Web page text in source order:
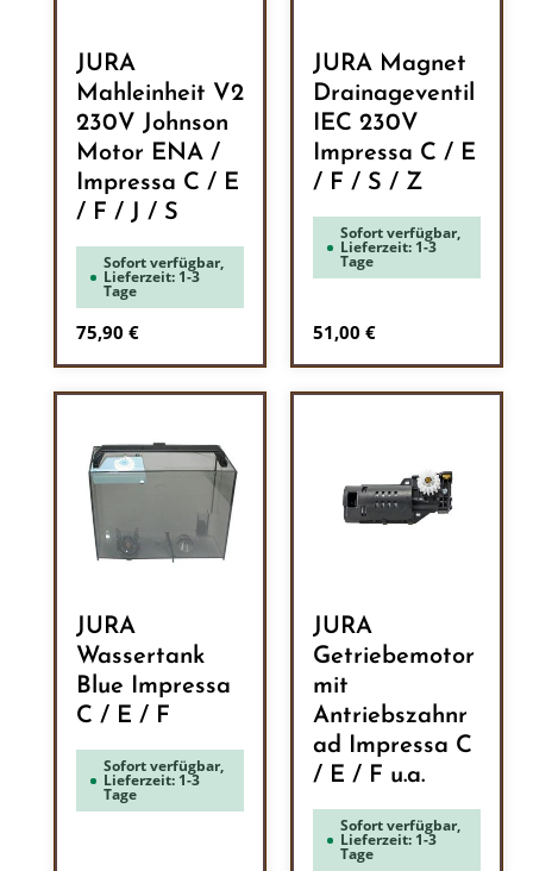
JURA
Mahleinheit V2
230V Johnson
Motor ENA /
Impressa C / E
/ F / J / S
Sofort verfügbar,
Lieferzeit: 1-3
Tage
Regulärer Preis:
75,90 €
JURA Magnet
Drainageventil
IEC 230V
Impressa C / E
/ F / S / Z
Sofort verfügbar,
Lieferzeit: 1-3
Tage
Regulärer Preis:
51,00 €
JURA
Wassertank
Blue Impressa
C / E / F
Sofort verfügbar,
Lieferzeit: 1-3
Tage
JURA
Getriebemotor
mit
Antriebszahnr
ad Impressa C
/ E / F u.a.
Sofort verfügbar,
Lieferzeit: 1-3
Tage